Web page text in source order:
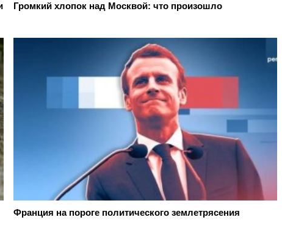
Громкий хлопок над Москвой: что произошло
Франция на пороге политического землетрясения